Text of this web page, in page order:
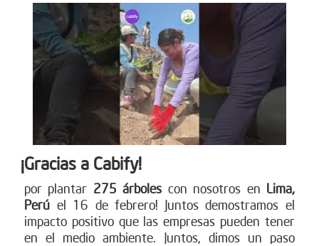
¡Gracias a Cabify!
por plantar 275 árboles con nosotros en Lima,
Perú el 16 de febrero! Juntos demostramos el
impacto positivo que las empresas pueden tener
en el medio ambiente. Juntos, dimos un paso